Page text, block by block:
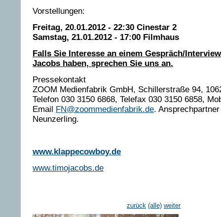
Vorstellungen:
Freitag, 20.01.2012 - 22:30 Cinestar 2
Samstag, 21.01.2012 - 17:00 Filmhaus
Falls Sie Interesse an einem Gespräch/
Jacobs haben, sprechen Sie uns an.
Pressekontakt
ZOOM Medienfabrik GmbH, Schillerstraße 94,
Telefon 030 3150 6868, Telefax 030 3150 6858,
Email FN@zoommedienfabrik.de.
Neunzerling.
www.klappecowboy.de
www.timojacobs.de
zurück (alle) weiter